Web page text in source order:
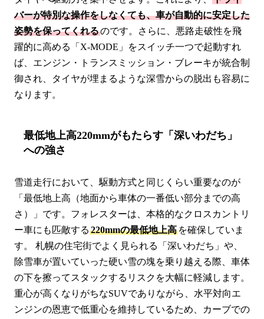
バーが特別な操作をしなくても、車が自動的に安定した
姿勢を保ってくれるのです。さらに、悪路走破性を飛
躍的に高める「X-MODE」をスイッチ一つで起動すれ
ば、エンジン・トランスミッション・ブレーキが統合制
御され、タイヤが埋まるような深雪からの脱出も容易に
なります。
最低地上高220mmがもたらす「深いわだち」
への強さ
雪道走行において、駆動方式と同じくらい重要なのが
「最低地上高（地面から車体の一番低い部分までの高
さ）」です。フォレスターは、本格的なクロスカントリ
ー車にも匹敵する 220mmの最低地上高 を確保していま
す。 札幌の住宅街でよく見られる「深いわだち」や、
除雪車が置いていった硬い雪の塊を乗り越える際、車体
の下を擦ってスタックするリスクを大幅に軽減します。
重心が高くなりがちなSUVでありながら、水平対向エ
ンジンの恩恵で低重心を維持しているため、カーブでの